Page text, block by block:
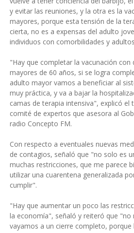
y evitar las reuniones, y la otra es la
mayores, porque esta tensión de la
cierta, no es a expensas del adulto
individuos con comorbilidades y
"Hay que completar la vacunación con
mayores de 60 años, si se logra
adulto mayor vamos a beneficiar al
muy práctica, y va a bajar la
camas de terapia intensiva", explicó el
comité de expertos que asesora al
radio Concepto FM.
Con respecto a eventuales nuevas
de contagios, señaló que "no solo es
muchas restricciones, que me parece
utilizar una cuarentena generalizada
cumplir".
"Hay que aumentar un poco las
la economía", señaló y reiteró que "no
vayamos a un cierre completo, porque